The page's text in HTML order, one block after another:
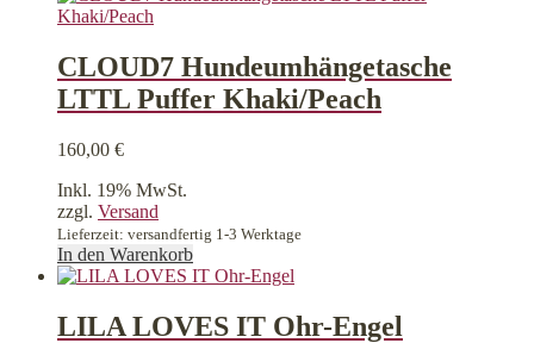
können
auf
der
CLOUD7 Hundeumhängetasche
LTTL Puffer Khaki/Peach
160,00 €
Inkl. 19% MwSt.
zzgl. Versand
Lieferzeit: versandfertig 1-3 Werktage
In den Warenkorb
LILA LOVES IT Ohr-Engel